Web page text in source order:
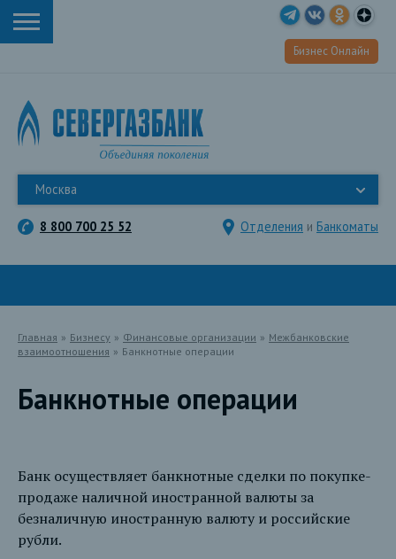
Бизнес Онлайн
Москва
8 800 700 25 52 Отделения и Банкоматы
Главная » Бизнесу » Финансовые организации » Межбанковские
взаимоотношения » Банкнотные операции
Банкнотные операции
Банк осуществляет банкнотные сделки по покупке-
продаже наличной иностранной валюты за
безналичную иностранную валюту и российские
рубли.